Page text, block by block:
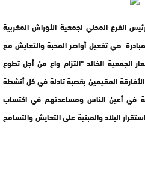
الفرع المحلي لجمعية الأوراش المغربية
هي تفعيل أواصر المحبة والتعايش مع
الجمعية الخالد “التزام واع من أجل تطوع
المقيمين بقصبة تادلة في كل أنشطة
في أعين الناس ومساعدتهم في اكتساب
البلاد والمبنية على التعايش والتسامح